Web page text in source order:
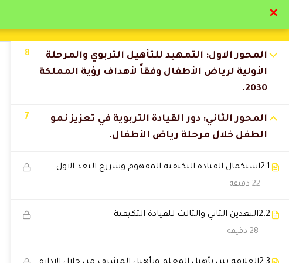
تحقق
المحور الاول: التمهيد للتأهيل التربوي والمرحلة
الأولية لرياض الأطفال وفقاً لأهداف رؤية المملكة
2030.
8
المحور الثاني: دور القيادة التربوية في تعزيز نمو
الطفل خلال مرحلة رياض الأطفال.
7
2.1استكمال القيادة التكيفية المفهوم وشررح البعد الاول
22 دقيقة
2.2البعدين الثاني والثالث للقيادة التكيفية
28 دقيقة
التعليقات
عبدالله الحربي
✕